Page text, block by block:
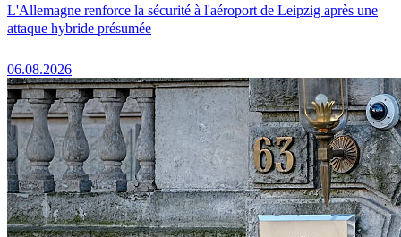
L'Allemagne renforce la sécurité à l'aéroport de Leipzig après une
attaque hybride présumée
06.08.2026